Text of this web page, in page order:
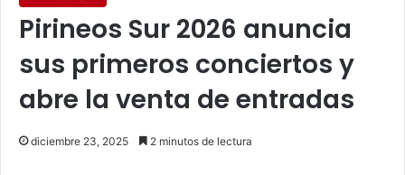
Pirineos Sur 2026 anuncia
sus primeros conciertos y
abre la venta de entradas
diciembre 23, 2025 2 minutos de lectura